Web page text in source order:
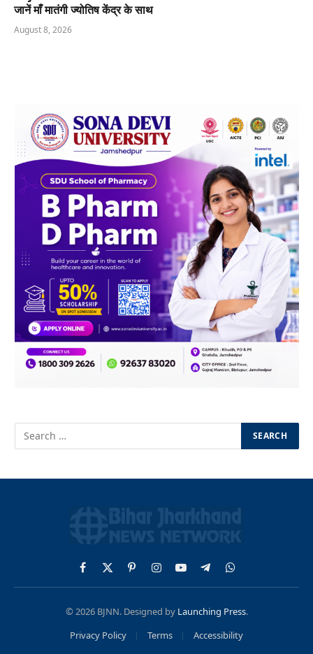
जानें माँ मातंगी ज्योतिष केंद्र के साथ
August 8, 2026
Facebook
X
(Twitter)
PinterestInstagram
YouTubeTelegramWhatsApp
© 2026 BJNN. Designed by Launching Press.
Privacy Policy
Terms Accessibility